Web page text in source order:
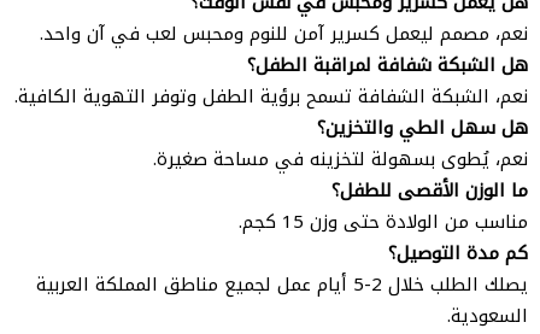
نعم، مصمم ليعمل كسرير آمن للنوم ومحبس لعب في آن واحد.
هل الشبكة شفافة لمراقبة الطفل؟
نعم، الشبكة الشفافة تسمح برؤية الطفل وتوفر التهوية الكافية.
هل سهل الطي والتخزين؟
نعم، يُطوى بسهولة لتخزينه في مساحة صغيرة.
ما الوزن الأقصى للطفل؟
مناسب من الولادة حتى وزن 15 كجم.
كم مدة التوصيل؟
يصلك الطلب خلال 2-5 أيام عمل لجميع مناطق المملكة العربية
السعودية.